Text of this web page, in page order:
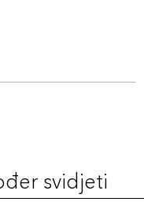
svidjeti